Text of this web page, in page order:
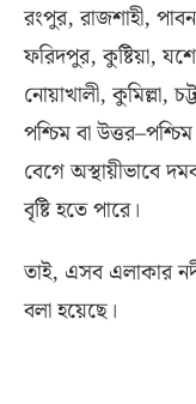
রংপুর,রাজশাহী,
ফরিদপুর,কুষ্টিয়া,
নোয়াখালী,কুমিল্লা,
পশ্চিম বা উত্তর–
বেগে অস্থায়ীভাবে
বৃষ্টি হতে পারে।
তাই, এসব এলাকার
বলা হয়েছে।